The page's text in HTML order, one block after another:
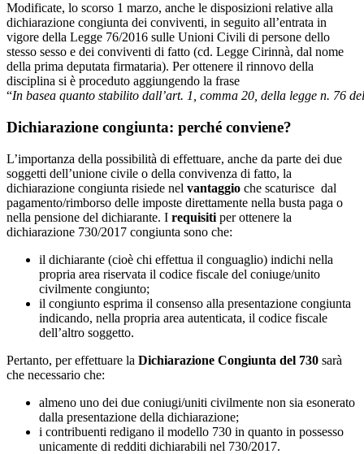
Modificate, lo scorso 1 marzo, anche le disposizioni relative alla
dichiarazione congiunta dei conviventi, in seguito all’entrata in
vigore della Legge 76/2016 sulle Unioni Civili di persone dello
stesso sesso e dei conviventi di fatto (cd. Legge Cirinnà, dal nome
della prima deputata firmataria). Per ottenere il rinnovo della
disciplina si è proceduto aggiungendo la frase
“In basea quanto stabilito dall’art. 1, comma 20, della legge n. 76 del
Dichiarazione congiunta: perché conviene?
L’importanza della possibilità di effettuare, anche da parte dei due
soggetti dell’unione civile o della convivenza di fatto, la
dichiarazione congiunta risiede nel vantaggio che scaturisce dal
pagamento/rimborso delle imposte direttamente nella busta paga o
nella pensione del dichiarante. I requisiti per ottenere la
dichiarazione 730/2017 congiunta sono che:
il dichiarante (cioè chi effettua il conguaglio) indichi nella
propria area riservata il codice fiscale del coniuge/unito
civilmente congiunto;
il congiunto esprima il consenso alla presentazione congiunta
indicando, nella propria area autenticata, il codice fiscale
dell’altro soggetto.
Pertanto, per effettuare la Dichiarazione Congiunta del 730 sarà
che necessario che:
almeno uno dei due coniugi/uniti civilmente non sia esonerato
dalla presentazione della dichiarazione;
i contribuenti redigano il modello 730 in quanto in possesso
unicamente di redditi dichiarabili nel 730/2017.